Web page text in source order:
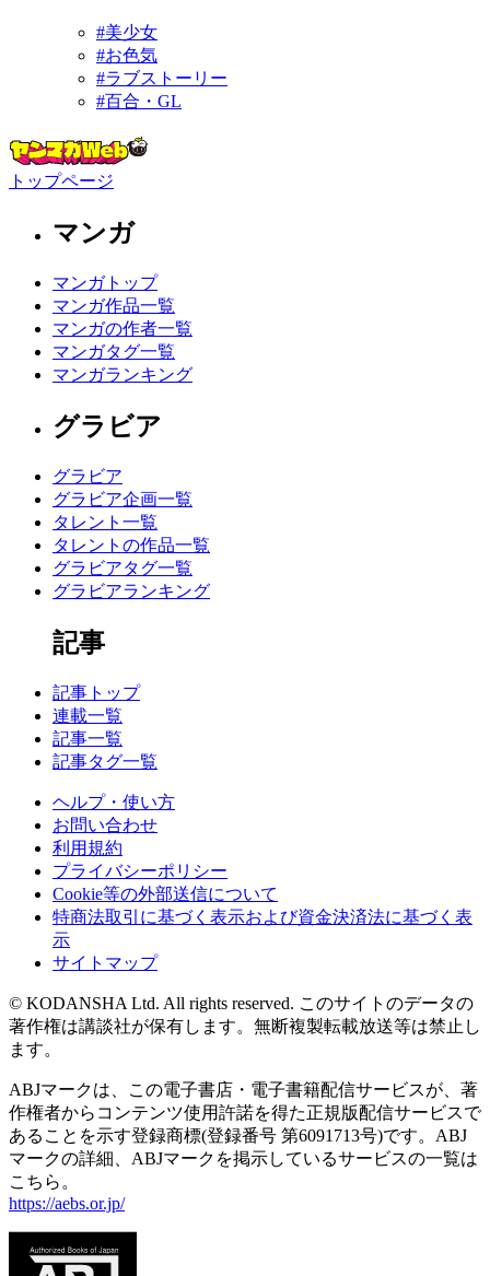
#美少女
#お色気
#ラブストーリー
#百合・GL
トップページ
マンガ
マンガトップ
マンガ作品一覧
マンガの作者一覧
マンガタグ一覧
マンガランキング
グラビア
グラビア
グラビア企画一覧
タレント一覧
タレントの作品一覧
グラビアタグ一覧
グラビアランキング
記事
記事トップ
連載一覧
記事一覧
記事タグ一覧
ヘルプ・使い方
お問い合わせ
利用規約
プライバシーポリシー
Cookie等の外部送信について
特商法取引に基づく表示および資金決済法に基づく表
示
サイトマップ
© KODANSHA Ltd. All rights reserved. このサイトのデータの
著作権は講談社が保有します。無断複製転載放送等は禁止し
ます。
ABJマークは、この電子書店・電子書籍配信サービスが、著
作権者からコンテンツ使用許諾を得た正規版配信サービスで
あることを示す登録商標(登録番号 第6091713号)です。ABJ
マークの詳細、ABJマークを掲示しているサービスの一覧は
こちら。
https://aebs.or.jp/